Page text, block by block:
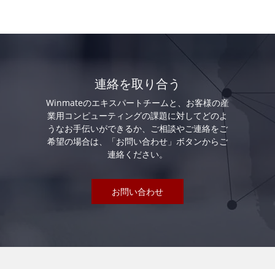
連絡を取り合う
Winmateのエキスパートチームと、お客様の産
業用コンピューティングの課題に対してどのよ
うなお手伝いができるか、ご相談やご連絡をご
希望の場合は、「お問い合わせ」ボタンからご
連絡ください。
お問い合わせ